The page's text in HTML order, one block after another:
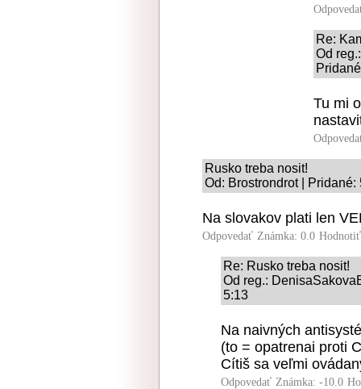
Re:
Od
Tu mi
Rusko treba nosit!
Od: Brostrondrot | Pridané:
Na slovakov plati len
Odpovedať Známka: 0.0
Re: Rusko treba nosit!
Od reg.:
5:13
Na naivných
(to = opatrenai proti
Cítiš sa veľmi
Odpovedať Známka: -10.0